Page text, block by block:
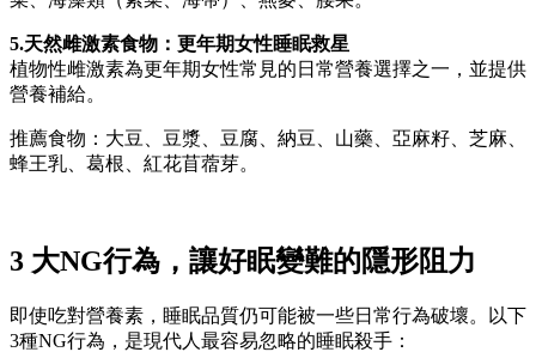
5.天然雌激素食物：更年期女性睡眠救星
植物性雌激素為更年期女性常見的日常營養選擇之一，並提供
營養補給。
推薦食物：大豆、豆漿、豆腐、納豆、山藥、亞麻籽、芝麻、
蜂王乳、葛根、紅花苜蓿芽。
3 大NG行為，讓好眠變難的隱形阻力
即使吃對營養素，睡眠品質仍可能被一些日常行為破壞。以下
3種NG行為，是現代人最容易忽略的睡眠殺手：